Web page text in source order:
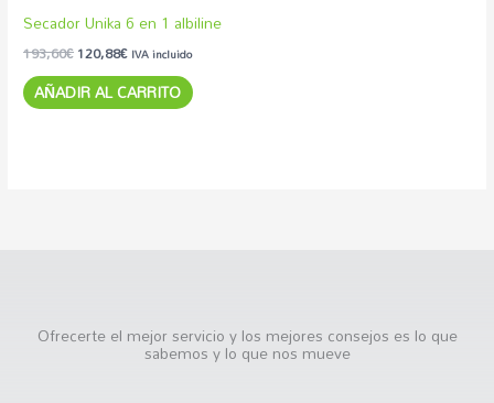
Secador Unika 6 en 1 albiline
193,60€120,88€ IVA incluido
AÑADIR AL CARRITO
Ofrecerte el mejor servicio y los mejores consejos es lo que
sabemos y lo que nos mueve